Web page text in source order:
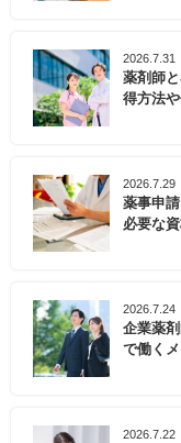
2026.7.31
薬剤師
得方法
2026.7.29
薬事申
必要な
2026.7.24
企業薬
で働く
2026.7.22